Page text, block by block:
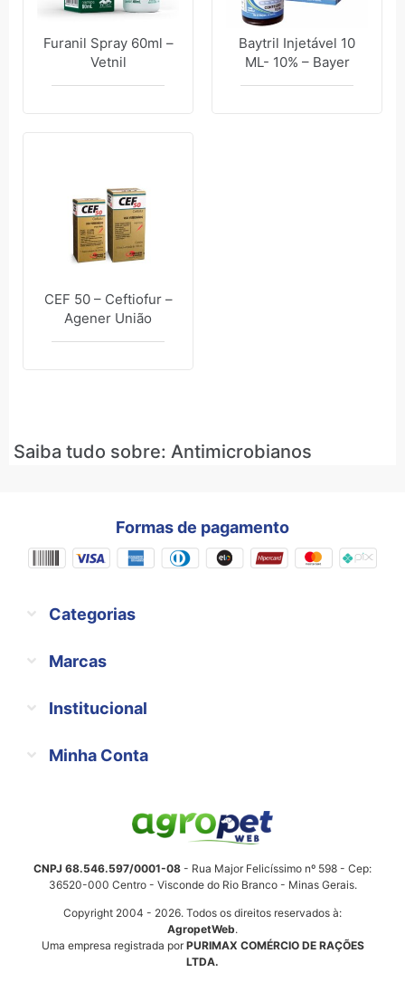
Furanil Spray 60ml –
Vetnil
Baytril Injetável 10
ML- 10% – Bayer
CEF 50 – Ceftiofur –
Agener União
Saiba tudo sobre: Antimicrobianos
Formas de pagamento
Categorias
Marcas
Institucional
Minha Conta
CNPJ 68.546.597/0001-08 - Rua Major Felicíssimo nº 598 - Cep:
36520-000 Centro - Visconde do Rio Branco - Minas Gerais.
Copyright 2004 - 2026. Todos os direitos reservados à:
AgropetWeb.
Uma empresa registrada porPURIMAX COMÉRCIO DE RAÇÕES
LTDA.